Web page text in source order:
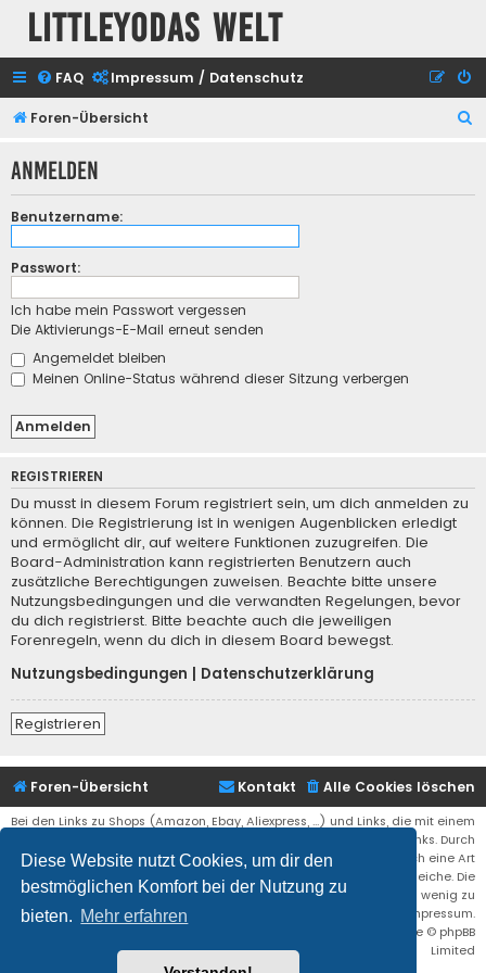
Diese Website nutzt Cookies, um dir den
bestmöglichen Komfort bei der Nutzung zu
bieten. Mehr erfahren
Littleyodas Welt
FAQ Impressum / Datenschutz
Foren-Übersicht
h
Anmelden
Benutzername:
Passwort:
Ich habe mein Passwort vergessen
Die Aktivierungs-E-Mail erneut senden
Angemeldet bleiben
Meinen Online-Status während dieser Sitzung verbergen
REGISTRIEREN
Du musst in diesem Forum registriert sein, um dich anmelden zu
können. Die Registrierung ist in wenigen Augenblicken erledigt
und ermöglicht dir, auf weitere Funktionen zuzugreifen. Die
Board-Administration kann registrierten Benutzern auch
zusätzliche Berechtigungen zuweisen. Beachte bitte unsere
Nutzungsbedingungen und die verwandten Regelungen, bevor
du dich registrierst. Bitte beachte auch die jeweiligen
Forenregeln, wenn du dich in diesem Board bewegst.
Nutzungsbedingungen
Datenschutzerklärung
Registrieren
Foren-Übersicht Alle Cookies löschen
Kontakt
Bei den Links zu Shops (Amazon, Ebay, Aliexpress, ...) und Links, die mit einem
Stern (*) markiert sind, kann es sich um sogenannte Affiliate Links. Durch
den Kauf eines Produktes über einen Affiliate Link erhälte ich eine Art
Umsatzbeteiligung gutgeschrieben. Für euch bleibt der Preis der gleiche. Die
Einnahmen helfen die Hostgebühren für diese Webseite ein wenig zu
reduzieren. Siehe auch das Impressum.
® Forum Software © phpBB
Limited